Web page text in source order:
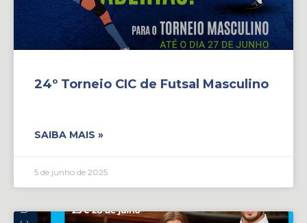
24º Torneio CIC de Futsal Masculino
SAIBA MAIS »
5 de junho de 2025